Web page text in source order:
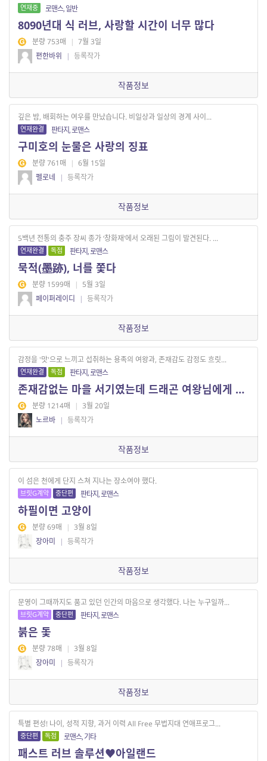
연재중 로맨스, 일반
8090년대 식 러브, 사랑할 시간이 너무 많다
분량 753매 | 7월 3일
편한바위
| 등록작가
작품정보
깊은 밤, 배회하는 여우를 만났습니다. 비일상과 일상의 경계 사이...
연재완결 판타지, 로맨스
구미호의 눈물은 사랑의 징표
분량 761매 | 6월 15일
펠로네
| 등록작가
작품정보
5백년 전통의 충주 장씨 종가 ‘창화재’에서 오래된 그림이 발견된다. ...
연재완결 독점 판타지, 로맨스
묵적(墨跡), 너를 쫓다
분량 1599매 | 5월 3일
페이퍼레이디
| 등록작가
작품정보
감정을 '맛'으로 느끼고 섭취하는 용족의 여왕과, 존재감도 감정도 흐릿...
연재완결 독점 판타지, 로맨스
존재감없는 마을 서기였는데 드래곤 여왕님에게 납치되었습니다
분량 1214매 | 3월 20일
노르바 | 등록작가
작품정보
이 섬은 천에게 단지 스쳐 지나는 장소여야 했다.
브릿G계약 중단편 판타지, 로맨스
하필이면 고양이
분량 69매 | 3월 8일
장아미
| 등록작가
작품정보
문영이 그때까지도 품고 있던 인간의 마음으로 생각했다. 나는 누구일까...
브릿G계약 중단편 판타지, 로맨스
붉은 돛
분량 78매 | 3월 8일
장아미
| 등록작가
작품정보
특별 편성! 나이, 성적 지향, 과거 이력 All Free 무법지대 연애프로그...
중단편 독점 로맨스, 기타
패스트 러브 솔루션♥아일랜드